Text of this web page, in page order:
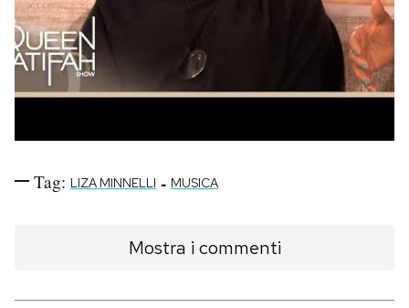
Tag: LIZA MINNELLI - MUSICA
Mostra i commenti